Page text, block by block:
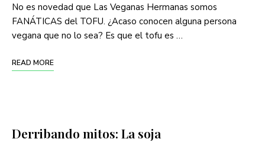
No es novedad que Las Veganas Hermanas somos
FANÁTICAS del TOFU. ¿Acaso conocen alguna persona
vegana que no lo sea? Es que el tofu es …
READ MORE
Derribando mitos: La soja